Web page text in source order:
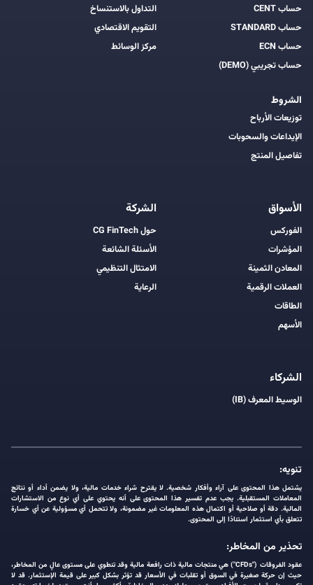
حساب CENT
حساب STANDARD
حساب ECN
حساب تجريبي (DEMO)
الشروط
توزيعات الأرباح
الإيداعات والسحوبات
تفاصيل المنتج
التداول بالاستنساخ
التقويم الاقتصادي
مركز الوسائط
الأسواق
الفوركس
المؤشرات
المعادن الثمينة
العملات الرقمية
الطاقات
الأسهم
الشركة
حول CG FinTech
الأسئلة الشائعة
الامتثال التنظيمي
الرعاية
الشركاء
الوسيط المعرف (IB)
تنويه:
يشتمل هذا المحتوى على آراء وأفكار شخصية. لا يقترح شراء خدمات مالية، ولا يضمن أداء أو نتائج
المعاملات المستقبلية. يجب عدم تفسير هذا المحتوى على أنه يحتوي على أي نوع من الاستشارات
المالية. دقة أو صلاحية أو اكتمال هذه المعلومات غير مضمونة، ولا تتحمل أي مسؤولية عن أي خسارة
تتعلق بأي استثمار استنادًا إلى المحتوى.
تحذير من المخاطر:
عقود الفروقات ("CFDs") هي منتجات مالية ذات رافعة مالية وقد تنطوي على مستوى عالٍ من المخاطر،
حيث إن حركة صغيرة في السوق أو تقلبات في الأسعار قد تؤثر بشكل كبير على قيمة الإستثمار. قد لا